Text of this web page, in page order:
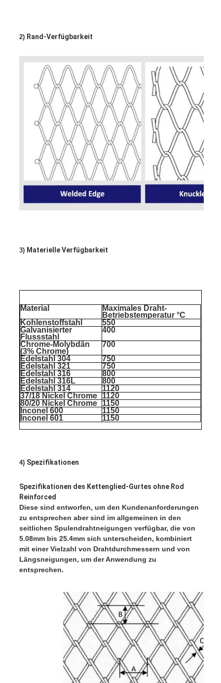
2) Rand-Verfügbarkeit
3) Materielle Verfügbarkeit
Material
Maximales Draht-
Betriebstemperatur °C
Kohlenstoffstahl
550
Galvanisierter
Flussstahl
400
Chrome-Molybdän
(3% Chrome)
700
Edelstahl 304
750
Edelstahl 321
750
Edelstahl 316
800
Edelstahl 316L
800
Edelstahl 314
1120
37/18 Nickel Chrome
1120
80/20 Nickel Chrome
1150
Inconel 600
1150
Inconel 601
1150
4) Spezifikationen
Spezifikationen des Kettenglied-Gurtes ohne Rod
Reinforced
Diese sind entworfen, um den Kundenanforderungen
zu entsprechen aber sind im allgemeinen in den
seitlichen Spulendrahtneigungen verfügbar, die von
5.08mm bis 25.4mm sich unterscheiden, kombiniert
mit einer Vielzahl von Drahtdurchmessern und von
Längsneigungen, um der Anwendung zu
entsprechen.